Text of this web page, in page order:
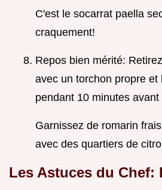
C'est le socarrat paella
craquement!
Repos bien mérité:
avec un torchon propre et
pendant 10 minutes avant
Garnissez de romarin
avec des quartiers de
Les Astuces du Chef: